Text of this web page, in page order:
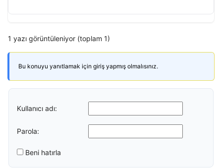
1 yazı görüntüleniyor (toplam 1)
Bu konuyu yanıtlamak için giriş yapmış olmalısınız.
Kullanıcı adı:
Parola:
Beni hatırla